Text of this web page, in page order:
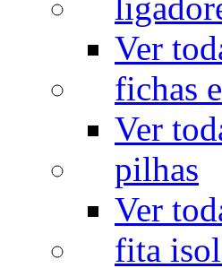
Ver
fichas
Ver
pilhas
Ver
fita